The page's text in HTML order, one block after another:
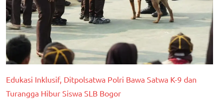
Edukasi Inklusif, Ditpolsatwa Polri Bawa Satwa K-9 dan
Turangga Hibur Siswa SLB Bogor